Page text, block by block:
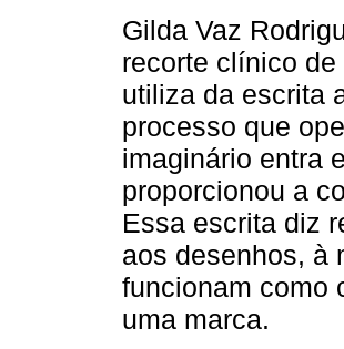
Gilda Vaz
recorte clínico
utiliza da escrita
processo que
imaginário entra
proporcionou a
Essa escrita diz
aos desenhos, à
funcionam como
uma marca.